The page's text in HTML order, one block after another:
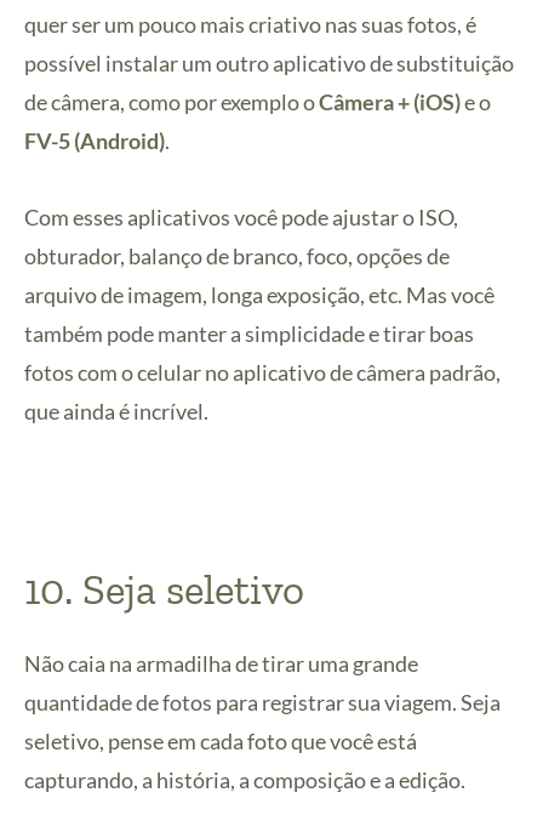
quer ser um pouco mais criativo nas suas fotos, é
possível instalar um outro aplicativo de substituição
de câmera, como por exemplo oCâmera + (iOS)e o
FV-5 (Android).
Com esses aplicativos você pode ajustar o ISO,
obturador, balanço de branco, foco, opções de
arquivo de imagem, longa exposição, etc. Mas você
também pode manter a simplicidade e tirar boas
fotos com o celular no aplicativo de câmera padrão,
que ainda é incrível.
10. Seja seletivo
Não caia na armadilha de tirar uma grande
quantidade de fotos para registrar sua viagem. Seja
seletivo, pense em cada foto que você está
capturando, a história, a composição e a edição.